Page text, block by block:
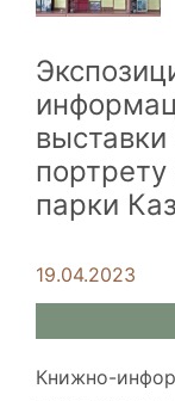
парки
19.04.2023
Книжно-